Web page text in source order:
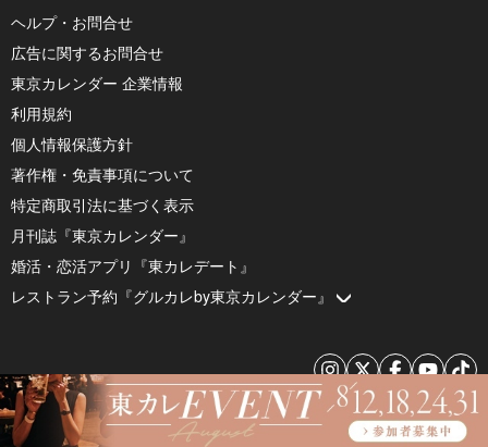
ヘルプ・お問合せ
広告に関するお問合せ
東京カレンダー 企業情報
利用規約
個人情報保護方針
著作権・免責事項について
特定商取引法に基づく表示
月刊誌『東京カレンダー』
婚活・恋活アプリ『東カレデート』
レストラン予約『グルカレby東京カレンダー』
© 2026 by Tokyo Calendar, Inc.